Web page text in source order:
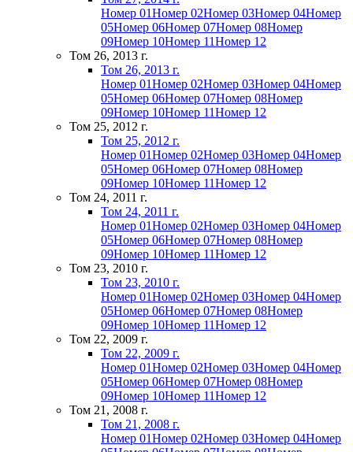
Номер 01Номер 02Номер 03Номер 04Номер
05Номер 06Номер 07Номер 08Номер
09Номер 10Номер 11Номер 12
Том 26, 2013 г.
Том 26, 2013 г.
Номер 01Номер 02Номер 03Номер 04Номер
05Номер 06Номер 07Номер 08Номер
09Номер 10Номер 11Номер 12
Том 25, 2012 г.
Том 25, 2012 г.
Номер 01Номер 02Номер 03Номер 04Номер
05Номер 06Номер 07Номер 08Номер
09Номер 10Номер 11Номер 12
Том 24, 2011 г.
Том 24, 2011 г.
Номер 01Номер 02Номер 03Номер 04Номер
05Номер 06Номер 07Номер 08Номер
09Номер 10Номер 11Номер 12
Том 23, 2010 г.
Том 23, 2010 г.
Номер 01Номер 02Номер 03Номер 04Номер
05Номер 06Номер 07Номер 08Номер
09Номер 10Номер 11Номер 12
Том 22, 2009 г.
Том 22, 2009 г.
Номер 01Номер 02Номер 03Номер 04Номер
05Номер 06Номер 07Номер 08Номер
09Номер 10Номер 11Номер 12
Том 21, 2008 г.
Том 21, 2008 г.
Номер 01Номер 02Номер 03Номер 04Номер